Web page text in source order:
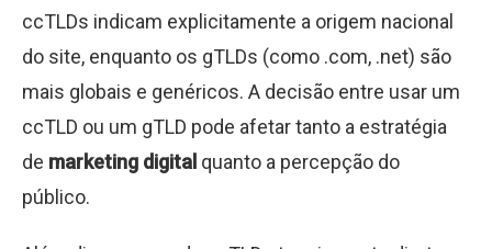
ccTLDs indicam explicitamente a origem nacional
do site, enquanto os gTLDs (como .com, .net) são
mais globais e genéricos. A decisão entre usar um
ccTLD ou um gTLD pode afetar tanto a estratégia
de marketing digital quanto a percepção do
público.